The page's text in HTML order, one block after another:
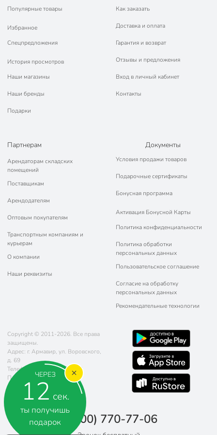
ЧЕРЕЗ
12 сек.
ты получишь
подарок
Популярные товары
Избранное
Спецпредложения
История просмотров
Наши магазины
Наши бренды
Подарки
Как заказать
Доставка и оплата
Гарантия и возврат
Отзывы и предложения
Вход в личный кабинет
Контакты
Партнерам
Арендаторам складских
помещений
Поставщикам
Арендодателям
Оптовым покупателям
Транспортным компаниям и
курьерам
О компании
Наши реквизиты
Документы
Условия продажи товаров
Подарочные сертификаты
Бонусная программа
Активация Бонусной Карты
Политика конфиденциальности
Политика обработки
персональных данных
Пользовательское соглашение
Согласие на обработку
персональных данных
Рекомендательные технологии
Copyright © 2011-2026. Все права
защищены.
Адрес: г. Армавир, ул. Воровского,
д. 69
Телефон:
8 (800) 770-77-06
Почта:
sales@poryadok.ru
8 (800) 770-77-06